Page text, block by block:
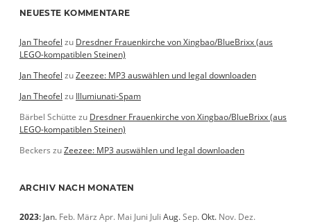
NEUESTE KOMMENTARE
Jan Theofel zu Dresdner Frauenkirche von Xingbao/BlueBrixx (aus
LEGO-kompatiblen Steinen)
Jan Theofel zuZeezee: MP3 auswählen und legal downloaden
Jan Theofel zu Illumiunati-Spam
Bärbel Schütte zu Dresdner Frauenkirche von Xingbao/BlueBrixx (aus
LEGO-kompatiblen Steinen)
Beckers zuZeezee: MP3 auswählen und legal downloaden
ARCHIV NACH MONATEN
2023: Jan. Feb. März Apr. Mai Juni Juli Aug.Sep.Okt. Nov. Dez.